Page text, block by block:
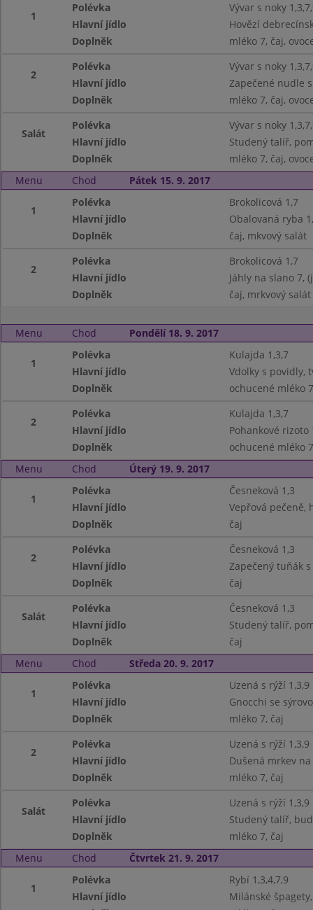
1
Polévka
Vývar s noky
Hlavní jídlo
Hovězí
Doplněk
mléko 7, čaj,
2
Polévka
Vývar s noky
Hlavní jídlo
Zapečené nudle
Doplněk
mléko 7, čaj,
Salát
Polévka
Vývar s noky
Hlavní jídlo
Studený talíř,
Doplněk
mléko 7, čaj,
Menu
Chod Pátek 15. 9. 2017
1
Polévka
Brokolicová 1,7
Hlavní jídlo
Obalovaná ryba
Doplněk
čaj, mkvový salát
2
Polévka
Brokolicová 1,7
Hlavní jídlo
Jáhly na slano 7,
Doplněk
čaj, mrkvový salát
Menu Chod Pondělí 18. 9. 2017
1
Polévka
Kulajda 1,3,7
Hlavní jídlo
Vdolky s povidly,
Doplněk
ochucené mléko
2
Polévka
Kulajda 1,3,7
Hlavní jídlo
Pohankové rizoto
Doplněk
ochucené mléko
Menu
Chod Úterý 19. 9. 2017
1
Polévka
Česneková 1,3
Hlavní jídlo
Vepřová pečeně,
Doplněk
čaj
2
Polévka
Česneková 1,3
Hlavní jídlo
Zapečený tuňák s
Doplněk
čaj
Salát
Polévka
Česneková 1,3
Hlavní jídlo
Studený talíř,
Doplněk
čaj
Menu
Chod Středa 20. 9. 2017
1
Polévka
Uzená s rýží 1,3,9
Hlavní jídlo
Gnocchi se
Doplněk
mléko 7, čaj
2
Polévka
Uzená s rýží 1,3,9
Hlavní jídlo
Dušená mrkev
Doplněk
mléko 7, čaj
Salát
Polévka
Uzená s rýží 1,3,9
Hlavní jídlo
Studený talíř,
Doplněk
mléko 7, čaj
Menu
Chod Čtvrtek 21. 9. 2017
1
Polévka
Rybí 1,3,4,7,9
Hlavní jídlo
Milánské